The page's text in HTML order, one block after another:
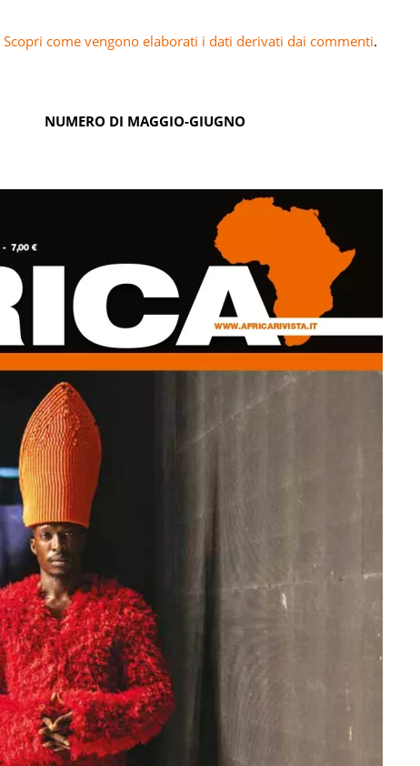
Scopri come vengono elaborati i dati derivati dai commenti.
NUMERO DI MAGGIO-GIUGNO